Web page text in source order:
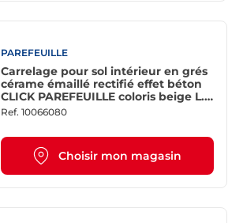
PAREFEUILLE
Carrelage pour sol intérieur en grés
cérame émaillé rectifié effet béton
CLICK PAREFEUILLE coloris beige L.
120 x l. 60 cm x Ep. 9 mm
Ref. 10066080
Choisir mon magasin